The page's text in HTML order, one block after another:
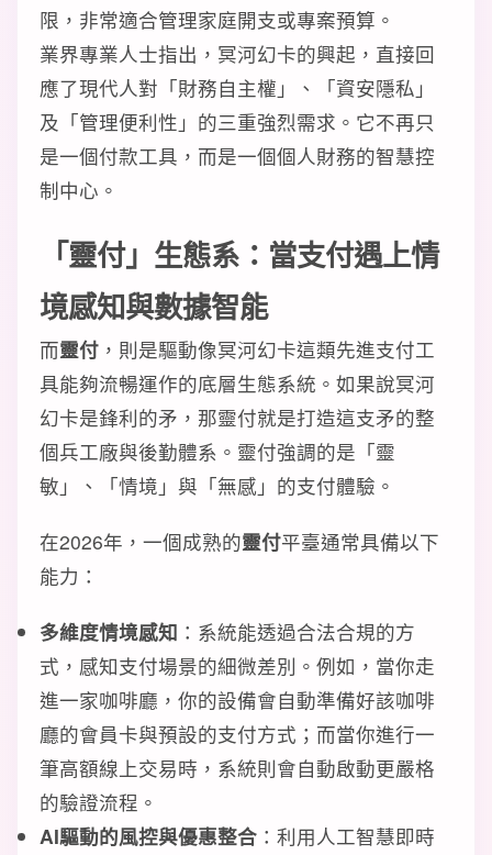
限，非常適合管理家庭開支或專案預算。
業界專業人士指出，冥河幻卡的興起，直接回
應了現代人對「財務自主權」、「資安隱私」
及「管理便利性」的三重強烈需求。它不再只
是一個付款工具，而是一個個人財務的智慧控
制中心。
「靈付」生態系：當支付遇上情
境感知與數據智能
而靈付 ，則是驅動像冥河幻卡這類先進支付工
具能夠流暢運作的底層生態系統。如果說冥河
幻卡是鋒利的矛，那靈付就是打造這支矛的整
個兵工廠與後勤體系。靈付強調的是「靈
敏」、「情境」與「無感」的支付體驗。
在2026年，一個成熟的靈付平臺通常具備以下
能力：
多維度情境感知 ：系統能透過合法合規的方
式，感知支付場景的細微差別。例如，當你走
進一家咖啡廳，你的設備會自動準備好該咖啡
廳的會員卡與預設的支付方式；而當你進行一
筆高額線上交易時，系統則會自動啟動更嚴格
的驗證流程。
AI驅動的風控與優惠整合 ：利用人工智慧即時